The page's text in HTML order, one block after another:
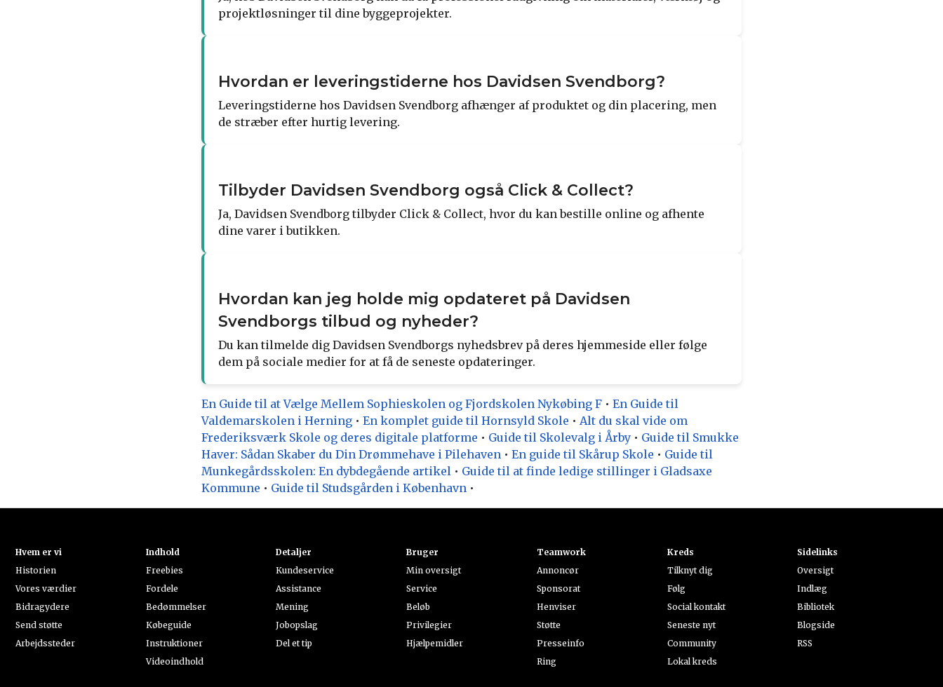
projektløsninger til dine byggeprojekter.
Hvordan er leveringstiderne hos Davidsen Svendborg?
Leveringstiderne hos Davidsen Svendborg afhænger af produktet og din placering, men
de stræber efter hurtig levering.
Tilbyder Davidsen Svendborg også Click & Collect?
Ja, Davidsen Svendborg tilbyder Click & Collect, hvor du kan bestille online og afhente
dine varer i butikken.
Hvordan kan jeg holde mig opdateret på Davidsen
Svendborgs tilbud og nyheder?
Du kan tilmelde dig Davidsen Svendborgs nyhedsbrev på deres hjemmeside eller følge
dem på sociale medier for at få de seneste opdateringer.
En Guide til at Vælge Mellem Sophieskolen og Fjordskolen Nykøbing F • En Guide til
Valdemarskolen i Herning • En komplet guide til Hornsyld Skole • Alt du skal vide om
Frederiksværk Skole og deres digitale platforme • Guide til Skolevalg i Årby • Guide til Smukke
Haver: Sådan Skaber du Din Drømmehave i Pilehaven • En guide til Skårup Skole • Guide til
Munkegårdsskolen: En dybdegående artikel • Guide til at finde ledige stillinger i Gladsaxe
Kommune • Guide til Studsgården i København •
Hvem er vi
Historien
Vores værdier
Bidragydere
Send støtte
Arbejdssteder
Indhold
Freebies
Fordele
Bedømmelser
Købeguide
Instruktioner
Videoindhold
Detaljer
Kundeservice
Assistance
Mening
Jobopslag
Del et tip
Bruger
Min oversigt
Service
Beløb
Privilegier
Hjælpemidler
Teamwork
Annoncør
Sponsorat
Henviser
Støtte
Presseinfo
Ring
Kreds
Tilknyt dig
Følg
Social kontakt
Seneste nyt
Community
Lokal kreds
Sidelinks
Oversigt
Indlæg
Bibliotek
Blogside
RSS